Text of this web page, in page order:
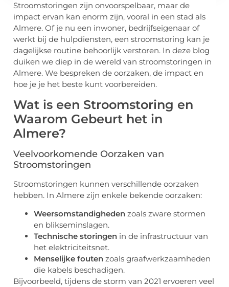
Stroomstoringen zijn onvoorspelbaar, maar de
impact ervan kan enorm zijn, vooral in een stad als
Almere. Of je nu een inwoner, bedrijfseigenaar of
werkt bij de hulpdiensten, een stroomstoring kan je
dagelijkse routine behoorlijk verstoren. In deze blog
duiken we diep in de wereld van stroomstoringen in
Almere. We bespreken de oorzaken, de impact en
hoe je je het beste kunt voorbereiden.
Wat is een Stroomstoring en
Waarom Gebeurt het in
Almere?
Veelvoorkomende Oorzaken van
Stroomstoringen
Stroomstoringen kunnen verschillende oorzaken
hebben. In Almere zijn enkele bekende oorzaken:
Weersomstandigheden zoals zware stormen
en blikseminslagen.
Technische storingen in de infrastructuur van
het elektriciteitsnet.
Menselijke fouten zoals graafwerkzaamheden
die kabels beschadigen.
Bijvoorbeeld, tijdens de storm van 2021 ervoeren veel